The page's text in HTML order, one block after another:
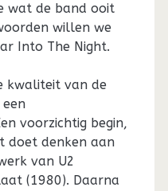
wat de band ooit
willen we
Into The Night.
kwaliteit van de
voorzichtig begin,
doet denken aan
van U2
(1980). Daarna